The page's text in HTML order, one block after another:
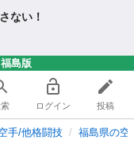
ない！
島版
ログイン 投稿
手/他格闘技 福島県の空